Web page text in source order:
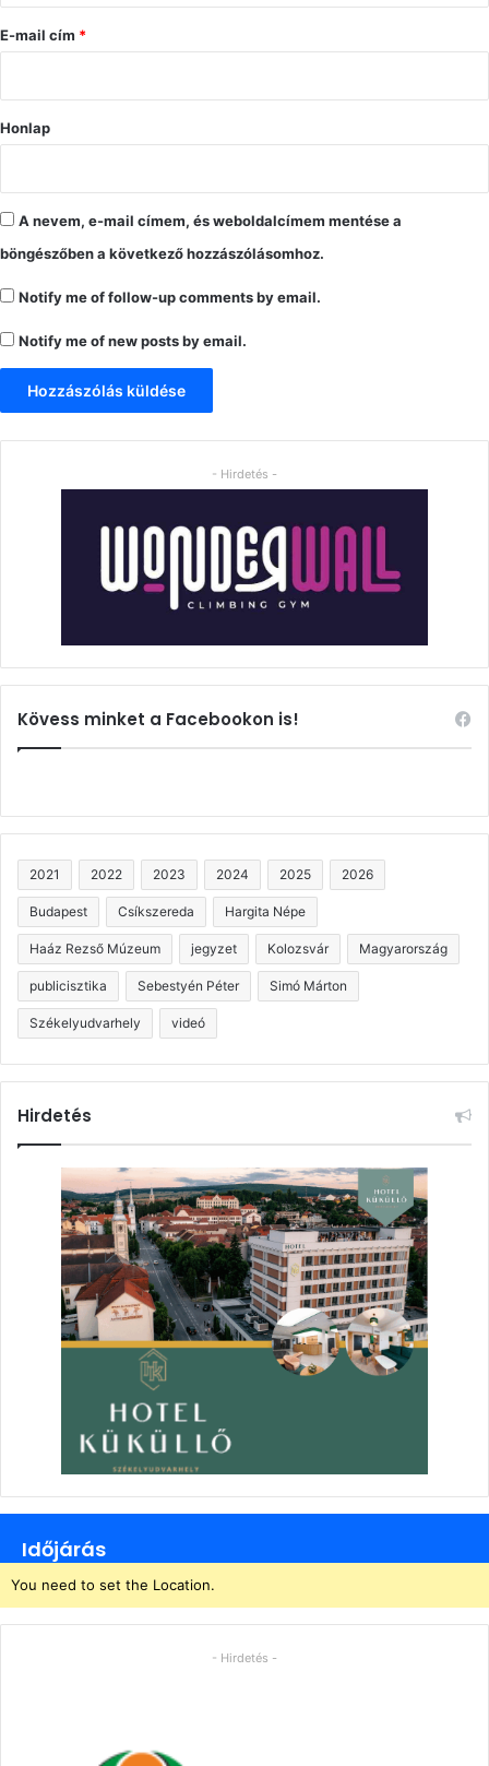
s
E-mail cím *
Honlap
A nevem, e-mail címem, és weboldalcímem mentése a
böngészőben a következő hozzászólásomhoz.
Notify me of follow-up comments by email.
Notify me of new posts by email.
- Hirdetés -
Kövess minket a Facebookon is!
2021 2022 2023 2024 2025 2026
Budapest Csíkszereda Hargita Népe
Haáz Rezső Múzeum jegyzet Kolozsvár Magyarország
publicisztika Sebestyén Péter Simó Márton
Székelyudvarhely videó
Hirdetés
Időjárás
You need to set the Location.
- Hirdetés -